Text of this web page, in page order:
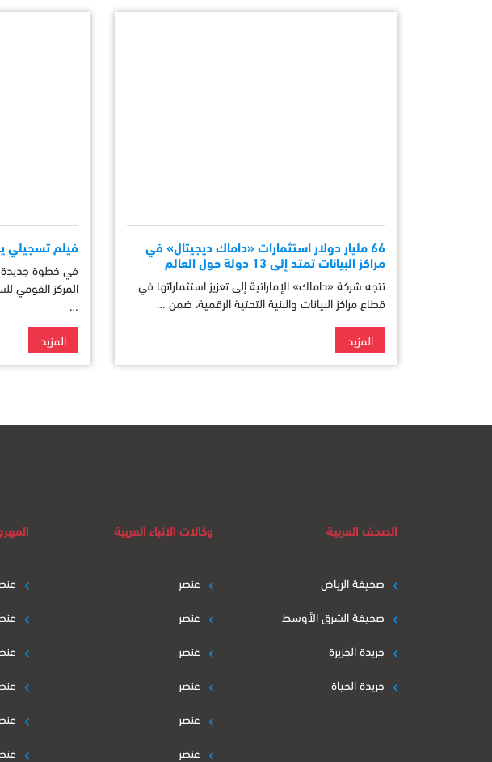
66 مليار دولار استثمارات «داماك ديجيتال» في
مراكز البيانات تمتد إلى 13 دولة حول العالم
تتجه شركة «داماك» الإماراتية إلى تعزيز استثماراتها في
قطاع مراكز البيانات والبنية التحتية الرقمية، ضمن …
المزيد
فيلم تسجيلي
في خطوة جديدة
المركز القومي
…
المزيد
الصحف العربية
صحيفة الرياض
صحيفة الشرق الأوسط
جريدة الجزيرة
جريدة الحياة
وكالات الانباء العربية
عنصر
عنصر
عنصر
عنصر
عنصر
عنصر